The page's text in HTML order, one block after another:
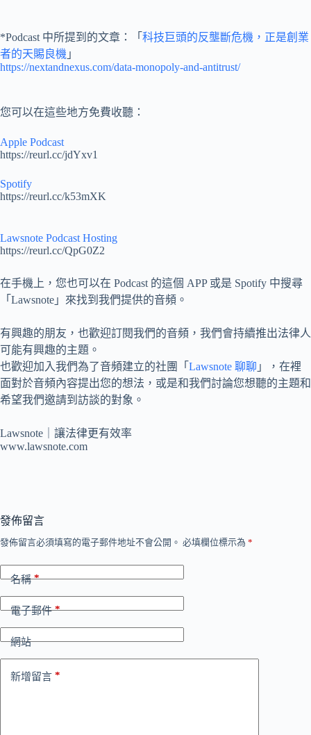
*Podcast 中所提到的文章：「 科技巨頭的反壟斷危機，正是創業
者的天賜良機 」
https://nextandnexus.com/data-monopoly-and-antitrust/
您可以在這些地方免費收聽：
Apple Podcast
https://reurl.cc/jdYxv1
Spotify
https://reurl.cc/k53mXK
Lawsnote Podcast Hosting
https://reurl.cc/QpG0Z2
在手機上，您也可以在 Podcast 的這個 APP 或是 Spotify 中搜尋
「Lawsnote」來找到我們提供的音頻。
有興趣的朋友，也歡迎訂閱我們的音頻，我們會持續推出法律人
可能有興趣的主題。
也歡迎加入我們為了音頻建立的社團「 Lawsnote 聊聊 」，在裡
面對於音頻內容提出您的想法，或是和我們討論您想聽的主題和
希望我們邀請到訪談的對象。
Lawsnote｜讓法律更有效率
www.lawsnote.com
發佈留言
發佈留言必須填寫的電子郵件地址不會公開。 必填欄位標示為 *
名稱*
電子郵件*
網站
新增留言 *